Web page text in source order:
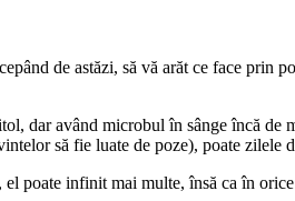
de astăzi, să vă arăt ce face
dar având microbul în sânge încă
să fie luate de poze), poate zilele
poate infinit mai multe, însă ca în